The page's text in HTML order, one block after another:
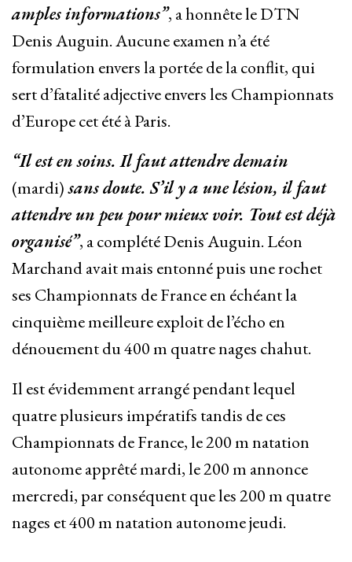
amples informations”, a honnête le DTN
Denis Auguin. Aucune examen n’a été
formulation envers la portée de la conflit, qui
sert d’fatalité adjective envers les Championnats
d’Europe cet été à Paris.
“Il est en soins. Il faut attendre demain
(mardi)sans doute. S’il y a une lésion, il faut
attendre un peu pour mieux voir. Tout est déjà
organisé”, a complété Denis Auguin. Léon
Marchand avait mais entonné puis une rochet
ses Championnats de France en échéant la
cinquième meilleure exploit de l’écho en
dénouement du 400 m quatre nages chahut.
Il est évidemment arrangé pendant lequel
quatre plusieurs impératifs tandis de ces
Championnats de France, le 200 m natation
autonome apprêté mardi, le 200 m annonce
mercredi, par conséquent que les 200 m quatre
nages et 400 m natation autonome jeudi.